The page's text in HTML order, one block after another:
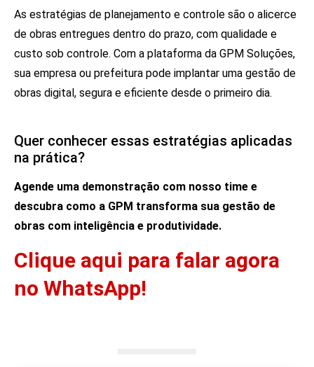
As estratégias de planejamento e controle são o alicerce
de obras entregues dentro do prazo, com qualidade e
custo sob controle. Com a plataforma da GPM Soluções,
sua empresa ou prefeitura pode implantar uma gestão de
obras digital, segura e eficiente desde o primeiro dia.
Quer conhecer essas estratégias aplicadas
na prática?
Agende uma demonstração com nosso time e
descubra como a GPM transforma sua gestão de
obras com inteligência e produtividade.
Clique aqui para falar agora
no WhatsApp!